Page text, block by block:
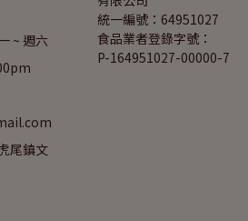
~ 週六
尾鎮文
統一編號：64951027
食品業者登錄字號：
P-164951027-00000-7